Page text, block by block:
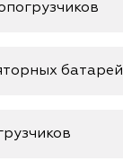
батарей